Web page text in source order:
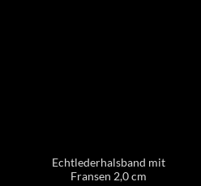
Echtlederhalsband mit
Fransen 2,0 cm